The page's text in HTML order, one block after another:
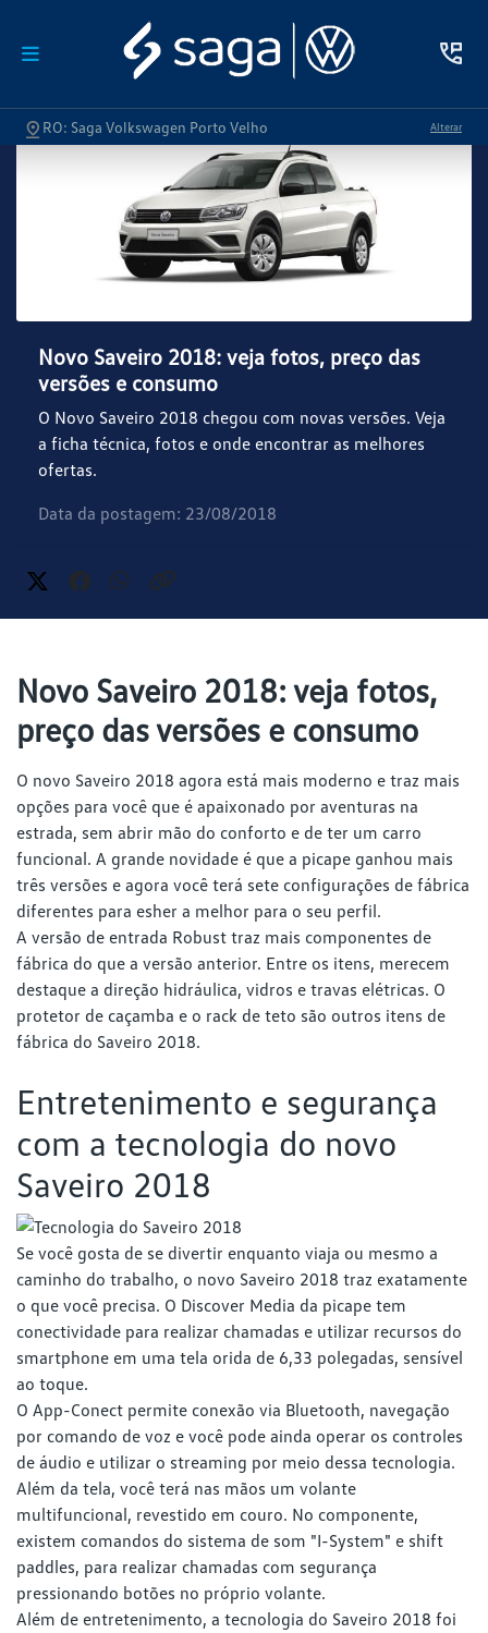
RO: Saga Volkswagen Porto Velho Alterar
Novo Saveiro 2018: veja fotos, preço das
versões e consumo
O Novo Saveiro 2018 chegou com novas versões. Veja
a ficha técnica, fotos e onde encontrar as melhores
ofertas.
Data da postagem: 23/08/2018
Novo Saveiro 2018: veja fotos,
preço das versões e consumo
O novo Saveiro 2018 agora está mais moderno e traz mais
opções para você que é apaixonado por aventuras na
estrada, sem abrir mão do conforto e de ter um carro
funcional. A grande novidade é que a picape ganhou mais
três versões e agora você terá sete configurações de fábrica
diferentes para esher a melhor para o seu perfil.
A versão de entrada Robust traz mais componentes de
fábrica do que a versão anterior. Entre os itens, merecem
destaque a direção hidráulica, vidros e travas elétricas. O
protetor de caçamba e o rack de teto são outros itens de
fábrica do Saveiro 2018.
Entretenimento e segurança
com a tecnologia do novo
Saveiro 2018
Se você gosta de se divertir enquanto viaja ou mesmo a
caminho do trabalho, o novo Saveiro 2018 traz exatamente
o que você precisa. O Discover Media da picape tem
conectividade para realizar chamadas e utilizar recursos do
smartphone em uma tela orida de 6,33 polegadas, sensível
ao toque.
O App-Conect permite conexão via Bluetooth, navegação
por comando de voz e você pode ainda operar os controles
de áudio e utilizar o streaming por meio dessa tecnologia.
Além da tela, você terá nas mãos um volante
multifuncional, revestido em couro. No componente,
existem comandos do sistema de som "I-System" e shift
paddles, para realizar chamadas com segurança
pressionando botões no próprio volante.
Além de entretenimento, a tecnologia do Saveiro 2018 foi